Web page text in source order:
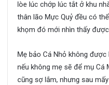
lòe lúc chớp lúc tắt ở khu
thân lão Mực Quỷ đều có
khọm đó mới nhìn thấy
Mẹ bảo Cá Nhỏ không
nếu không mẹ sẽ để mụ Cá
cũng sợ lắm, nhưng sau